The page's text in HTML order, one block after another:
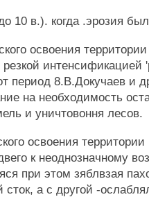
10 в.). когда .эрозия
освоения
интенсификацией
период 8.В.Докучаев и
на необходимость
и уничтовоння лесов.
освоения территории
к неоднозначному
при этом зяблвзая
а с другой -